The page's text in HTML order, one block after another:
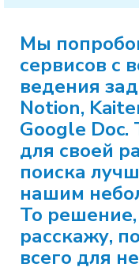
Мы
сервисов с
ведения
Notion,
Google Doc.
для своей
поиска
нашим
То решение,
расскажу,
всего для